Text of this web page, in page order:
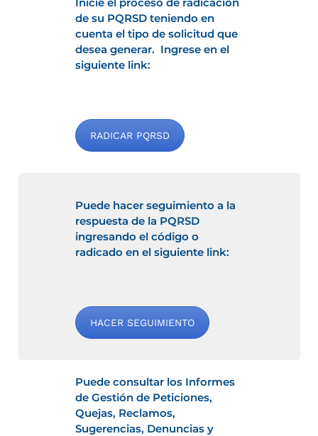
de su PQRSD teniendo en
cuenta el tipo de solicitud que
desea generar. Ingrese en el
siguiente link:
RADICAR PQRSD
Puede hacer seguimiento a la
respuesta de la PQRSD
ingresando el código o
radicado en el siguiente link:
HACER SEGUIMIENTO
Puede consultar los Informes
de Gestión de Peticiones,
Quejas, Reclamos,
Sugerencias, Denuncias y